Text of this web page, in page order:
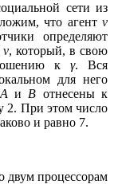
сети из
что агент v
определяют
v, который, в свою
к γ. Вся
для него
AиB отнесены к
2. При этом число
и равно 7.
двум процессорам